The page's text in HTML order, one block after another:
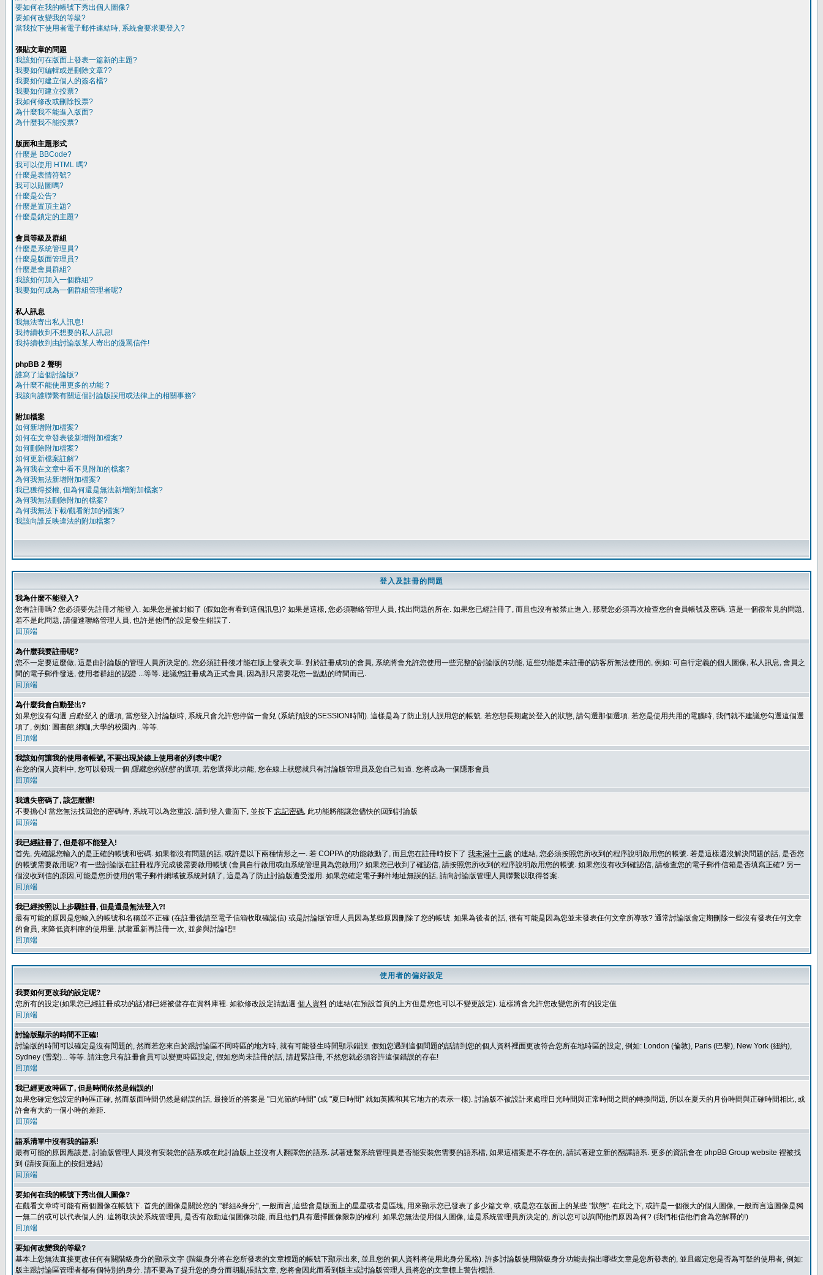
要如何在我的帳號下秀出個人圖像?
要如何改變我的等級?
當我按下使用者電子郵件連結時, 系統會要求要登入?
張貼文章的問題
我該如何在版面上發表一篇新的主題?
我要如何編輯或是刪除文章??
我要如何建立個人的簽名檔?
我要如何建立投票?
我如何修改或刪除投票?
為什麼我不能進入版面?
為什麼我不能投票?
版面和主題形式
什麼是 BBCode?
我可以使用 HTML 嗎?
什麼是表情符號?
我可以貼圖嗎?
什麼是公告?
什麼是置頂主題?
什麼是鎖定的主題?
會員等級及群組
什麼是系統管理員?
什麼是版面管理員?
什麼是會員群組?
我該如何加入一個群組?
我要如何成為一個群組管理者呢?
私人訊息
我無法寄出私人訊息!
我持續收到不想要的私人訊息!
我持續收到由討論版某人寄出的漫罵信件!
phpBB 2 聲明
誰寫了這個討論版?
為什麼不能使用更多的功能 ?
我該向誰聯繫有關這個討論版誤用或法律上的相關事務?
附加檔案
如何新增附加檔案?
如何在文章發表後新增附加檔案?
如何刪除附加檔案?
如何更新檔案註解?
為何我在文章中看不見附加的檔案?
為何我無法新增附加檔案?
我已獲得授權, 但為何還是無法新增附加檔案?
為何我無法刪除附加的檔案?
為何我無法下載/觀看附加的檔案?
我該向誰反映違法的附加檔案?
登入及註冊的問題
我為什麼不能登入?
您有註冊嗎? 您必須要先註冊才能登入. 如果您是被封鎖了 (假如您有看到這個訊息)? 如果是這樣, 您必須聯絡管理人員, 找出問題的所在. 如果您已經註冊了, 而且也沒有被禁止進入, 那麼您必須再次檢查您的會員帳號及密碼. 這是一個很常見的問題,
若不是此問題, 請儘速聯絡管理人員, 也許是他們的設定發生錯誤了.
回頂端
為什麼我要註冊呢?
您不一定要這麼做, 這是由討論版的管理人員所決定的, 您必須註冊後才能在版上發表文章. 對於註冊成功的會員, 系統將會允許您使用一些完整的討論版的功能, 這些功能是未註冊的訪客所無法使用的, 例如: 可自行定義的個人圖像, 私人訊息, 會員之
間的電子郵件發送, 使用者群組的認證 ...等等. 建議您註冊成為正式會員, 因為那只需要花您一點點的時間而已.
回頂端
為什麼我會自動登出?
如果您沒有勾選 自動登入 的選項, 當您登入討論版時, 系統只會允許您停留一會兒 (系統預設的SESSION時間). 這樣是為了防止別人誤用您的帳號. 若您想長期處於登入的狀態, 請勾選那個選項. 若您是使用共用的電腦時, 我們就不建議您勾選這個選
項了, 例如: 圖書館,網咖,大學的校園內...等等.
回頂端
我該如何讓我的使用者帳號, 不要出現於線上使用者的列表中呢?
在您的個人資料中, 您可以發現一個 隱藏您的狀態的選項, 若您選擇此功能, 您在線上狀態就只有討論版管理員及您自己知道. 您將成為一個隱形會員
回頂端
我遺失密碼了, 該怎麼辦!
不要擔心! 當您無法找回您的密碼時, 系統可以為您重設. 請到登入畫面下, 並按下 忘記密碼, 此功能將能讓您儘快的回到討論版
回頂端
我已經註冊了, 但是卻不能登入!
首先, 先確認您輸入的是正確的帳號和密碼. 如果都沒有問題的話, 或許是以下兩種情形之一. 若 COPPA 的功能啟動了, 而且您在註冊時按下了 我未滿十三歲 的連結, 您必須按照您所收到的程序說明啟用您的帳號. 若是這樣還沒解決問題的話, 是否您
的帳號需要啟用呢? 有一些討論版在註冊程序完成後需要啟用帳號 (會員自行啟用或由系統管理員為您啟用)? 如果您已收到了確認信, 請按照您所收到的程序說明啟用您的帳號. 如果您沒有收到確認信, 請檢查您的電子郵件信箱是否填寫正確? 另一
個沒收到信的原因,可能是您所使用的電子郵件網域被系統封鎖了, 這是為了防止討論版遭受濫用. 如果您確定電子郵件地址無誤的話, 請向討論版管理人員聯繫以取得答案.
回頂端
我已經按照以上步驟註冊, 但是還是無法登入?!
最有可能的原因是您輸入的帳號和名稱並不正確 (在註冊後請至電子信箱收取確認信) 或是討論版管理人員因為某些原因刪除了您的帳號. 如果為後者的話, 很有可能是因為您並未發表任何文章所導致? 通常討論版會定期刪除一些沒有發表任何文章
的會員, 來降低資料庫的使用量. 試著重新再註冊一次, 並參與討論吧!!
回頂端
使用者的偏好設定
我要如何更改我的設定呢?
您所有的設定(如果您已經註冊成功的話)都已經被儲存在資料庫裡. 如欲修改設定請點選 個人資料 的連結(在預設首頁的上方但是您也可以不變更設定). 這樣將會允許您改變您所有的設定值
回頂端
討論版顯示的時間不正確!
討論版的時間可以確定是沒有問題的, 然而若您來自於跟討論區不同時區的地方時, 就有可能發生時間顯示錯誤. 假如您遇到這個問題的話請到您的個人資料裡面更改符合您所在地時區的設定, 例如: London (倫敦), Paris (巴黎), New York (紐約),
Sydney (雪梨)... 等等. 請注意只有註冊會員可以變更時區設定, 假如您尚未註冊的話, 請趕緊註冊, 不然您就必須容許這個錯誤的存在!
回頂端
我已經更改時區了, 但是時間依然是錯誤的!
如果您確定您設定的時區正確, 然而版面時間仍然是錯誤的話, 最接近的答案是 "日光節約時間" (或 "夏日時間" 就如英國和其它地方的表示一樣). 討論版不被設計來處理日光時間與正常時間之間的轉換問題, 所以在夏天的月份時間與正確時間相比, 或
許會有大約一個小時的差距.
回頂端
語系清單中沒有我的語系!
最有可能的原因應該是, 討論版管理人員沒有安裝您的語系或在此討論版上並沒有人翻譯您的語系. 試著連繫系統管理員是否能安裝您需要的語系檔, 如果這檔案是不存在的, 請試著建立新的翻譯語系. 更多的資訊會在 phpBB Group website 裡被找
到 (請按頁面上的按鈕連結)
回頂端
要如何在我的帳號下秀出個人圖像?
在觀看文章時可能有兩個圖像在帳號下. 首先的圖像是關於您的 "群組&身分", 一般而言,這些會是版面上的星星或者是區塊, 用來顯示您已發表了多少篇文章, 或是您在版面上的某些 "狀態". 在此之下, 或許是一個很大的個人圖像, 一般而言這圖像是獨
一無二的或可以代表個人的. 這將取決於系統管理員, 是否有啟動這個圖像功能, 而且他們具有選擇圖像限制的權利. 如果您無法使用個人圖像, 這是系統管理員所決定的, 所以您可以詢間他們原因為何? (我們相信他們會為您解釋的!)
回頂端
要如何改變我的等級?
基本上您無法直接更改任何有關階級身分的顯示文字 (階級身分將在您所發表的文章標題的帳號下顯示出來, 並且您的個人資料將使用此身分風格). 許多討論版使用階級身分功能去指出哪些文章是您所發表的, 並且鑑定您是否為可疑的使用者, 例如:
版主跟討論區管理者都有個特別的身分. 請不要為了提升您的身分而胡亂張貼文章, 您將會因此而看到版主或討論版管理人員將您的文章標上警告標語.